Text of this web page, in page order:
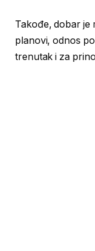
Takođe, dobar je
planovi, odnos
trenutak i za